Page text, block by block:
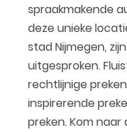
spraakmakende
deze unieke
stad Nijmegen,
uitgesproken.
rechtlijnige
inspirerende
preken. Kom naar